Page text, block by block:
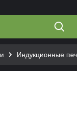
Индукционные